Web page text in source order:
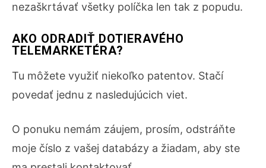
nezaškrtávať všetky políčka len tak z popudu.
AKO ODRADIŤ DOTIERAVÉHO
TELEMARKETÉRA?
Tu môžete využiť niekoľko patentov. Stačí
povedať jednu z nasledujúcich viet.
O ponuku nemám záujem, prosím, odstráňte
moje číslo z vašej databázy a žiadam, aby ste